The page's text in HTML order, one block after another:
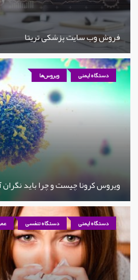
فروش وب سایت پزشکی تریتا
دستگاه ایمنی ویروس‌ها
ویروس کرونا چیست و چرا باید
دستگاه ایمنی دستگاه تنفسی